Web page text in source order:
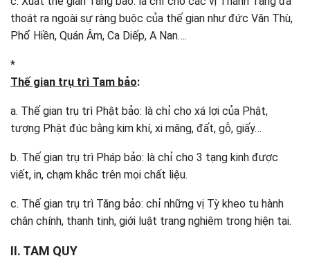
thoát ra ngoài sự ràng buộc của thế gian như đức Văn Thù,
Phổ Hiền, Quán Âm, Ca Diếp, A Nan….
*
Thế gian trụ trì Tam bảo:
a. Thế gian trụ trì Phật bảo: là chỉ cho xá lợi của Phật,
tượng Phật đúc bằng kim khí, xi măng, đất, gỗ, giấy…
b. Thế gian trụ trì Pháp bảo: là chỉ cho 3 tạng kinh được
viết, in, chạm khắc trên mọi chất liệu.
c. Thế gian trụ trì Tăng bảo: chỉ những vị Tỳ kheo tu hành
chân chính, thanh tịnh, giới luật trang nghiêm trong hiện tại.
II. TAM QUY